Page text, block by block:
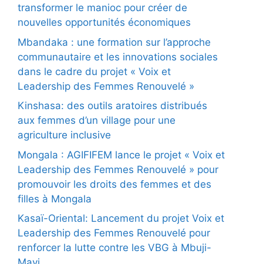
transformer le manioc pour créer de
nouvelles opportunités économiques
Mbandaka : une formation sur l’approche
communautaire et les innovations sociales
dans le cadre du projet « Voix et
Leadership des Femmes Renouvelé »
Kinshasa: des outils aratoires distribués
aux femmes d’un village pour une
agriculture inclusive
Mongala : AGIFIFEM lance le projet « Voix et
Leadership des Femmes Renouvelé » pour
promouvoir les droits des femmes et des
filles à Mongala
Kasaï-Oriental: Lancement du projet Voix et
Leadership des Femmes Renouvelé pour
renforcer la lutte contre les VBG à Mbuji-